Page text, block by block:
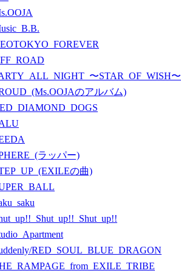
〜STAR_OF_WISH〜
のアルバム)
ラッパー)
の曲)
RED_SOUL_BLUE_DRAGON